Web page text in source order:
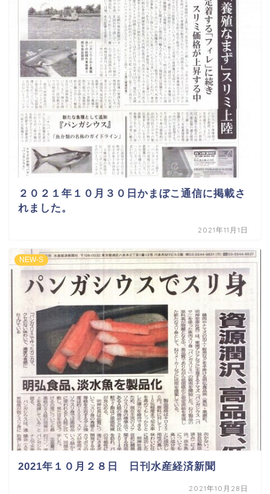
２０２１年１０月３０日かまぼこ通信に掲載さ
れました。
2021年11月1日
NEW-S
2021年１０月２８日 日刊水産経済新聞
2021年10月28日